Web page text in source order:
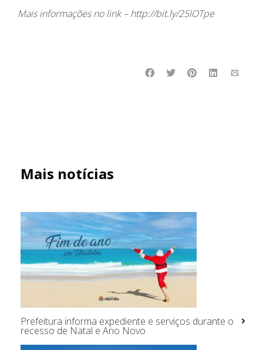
Mais informações no link – http://bit.ly/25lOTpe
Mais notícias
Prefeitura informa expediente e serviços durante o
recesso de Natal e Ano Novo